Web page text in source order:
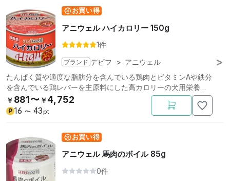
お買い得
アニウェル ハイカロリー 150g
1件
ブランド デビフ > アニウェル
たんぱく質や適度な脂肪分を含んでいる鶏肉とビタミンAや鉄分
を含んでいる鶏レバーを主原料にした高カロリーの犬用栄養補
完食です。
￥ 881〜 ￥4,752
P 16 〜 43 pt
お買い得
アニウェル 馬肉のボイル 85g
0件